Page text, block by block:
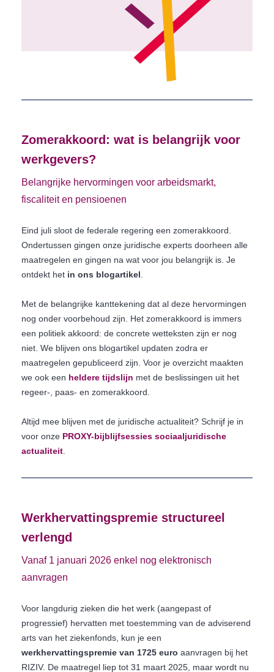
Zomerakkoord: wat is belangrijk voor
werkgevers?
Belangrijke hervormingen voor arbeidsmarkt,
fiscaliteit en pensioenen
Eind juli sloot de federale regering een zomerakkoord.
Ondertussen gingen onze juridische experts doorheen alle
maatregelen en gingen na wat voor jou belangrijk is. Je
ontdekt het in ons blogartikel
Met de belangrijke kanttekening dat al deze hervormingen
nog onder voorbehoud zijn. Het zomerakkoord is immers
een politiek akkoord: de concrete wetteksten zijn er nog
niet. We blijven ons blogartikel updaten zodra er
maatregelen gepubliceerd zijn. Voor je overzicht maakten
we ook een heldere tijdslijn met de beslissingen uit het
regeer-, paas- en zomerakkoord.
Altijd mee blijven met de juridische actualiteit? Schrijf je in
voor onze PROXY-bijblijfsessies sociaaljuridische
actualiteit
Werkhervattingspremie structureel
verlengd
Vanaf 1 januari 2026 enkel nog elektronisch
aanvragen
Voor langdurig zieken die het werk (aangepast of
progressief) hervatten met toestemming van de adviserend
arts van het ziekenfonds, kun je een
werkhervattingspremie van 1725 euro aanvragen bij het
RIZIV. De maatregel liep tot 31 maart 2025, maar wordt nu